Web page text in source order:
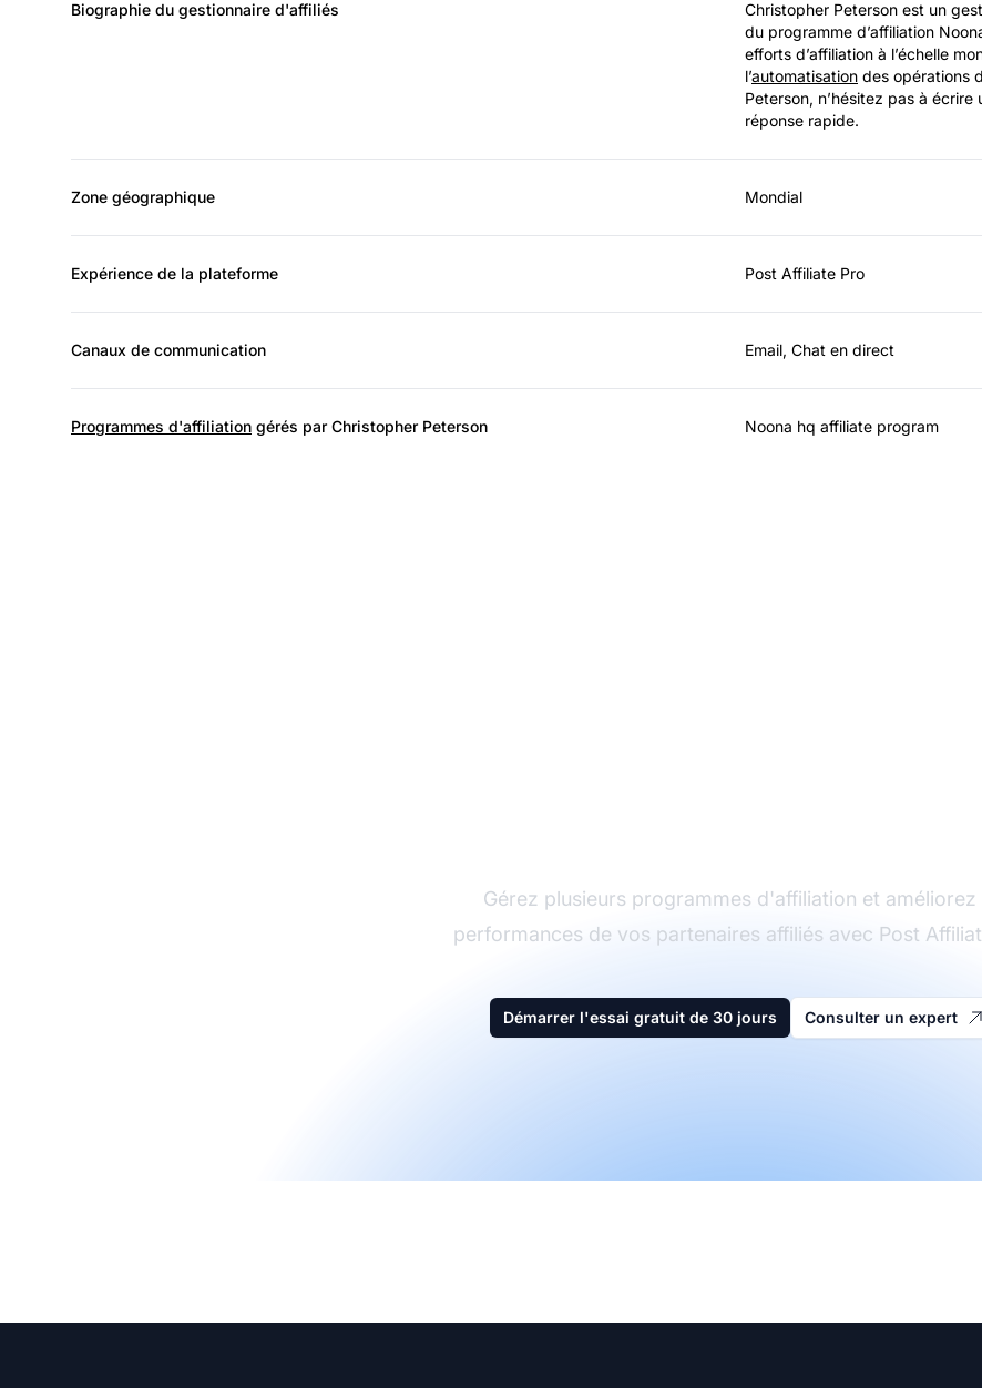
Biographie du gestionnaire d'affiliés
Christopher Peterson est un
du programme d’affiliation
efforts d’affiliation à l’échelle
l’automatisation des opérations
Peterson, n’hésitez pas à
réponse rapide.
Zone géographique Mondial
Expérience de la plateforme Post Affiliate Pro
Canaux de communication Email, Chat en direct
Programmes d'affiliation gérés par Christopher Peterson Noona hq affiliate program
Gérez plusieurs programmes d'affiliation et améliorez
performances de vos partenaires affiliés avec Post
Démarrer l'essai gratuit de 30 jours Consulter un expert